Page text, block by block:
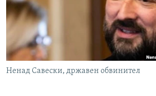
Ненад Савески, државен обвинител